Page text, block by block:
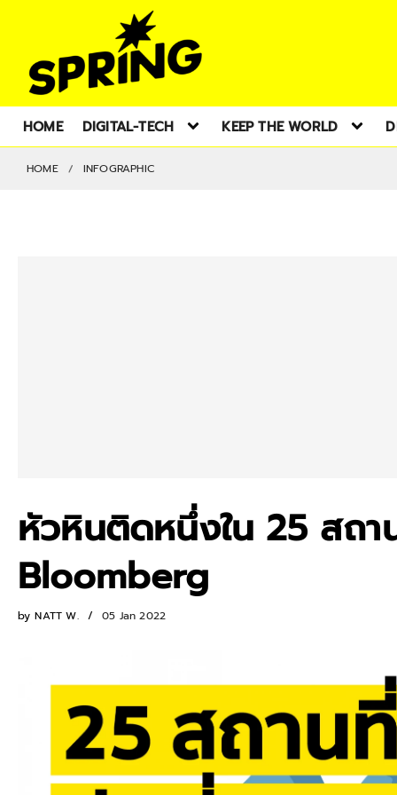
HOME DIGITAL-TECH KEEP THE WORLD
HOME INFOGRAPHIC
หัวหินติดหนึ่งใน 25 สถ
Bloomberg
by NATT W. 05 Jan 2022